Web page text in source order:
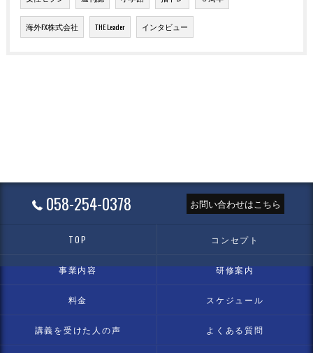
海外FX株式会社 THE Leader インタビュー
058-254-0378 お問い合わせはこちら
TOP コンセプト
事業内容 研修案内
料金 スケジュール
講義を受けた人の声 よくある質問